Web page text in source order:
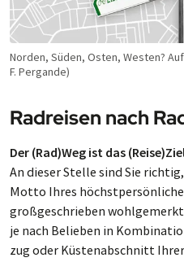
Radreisen nach
Der (Rad)Weg ist das
An dieser Stelle sind Sie
Motto Ihres
groß­ge­schrie­ben
je nach Be­lie­ben in
zug oder Küs­ten­ab­schnitt
Norden, Süden, Os­ten, Wes­ten?
F. Pergande)